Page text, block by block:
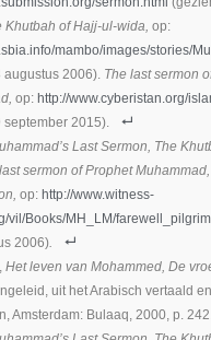
Khutbah of Hajj-ul-wida,op:
mambo/images/stories/
augustus 2006). The last sermon
op: http://www.cyberistan.org/
september 2015).
Last Sermon, The
sermon of Prophet Muhammad,
op: http://www.witness-
vil/Books/MH_LM/
2006).
Het leven van Mohammed, De
uit het Arabisch vertaald
Amsterdam: Bulaaq, 2000, p.